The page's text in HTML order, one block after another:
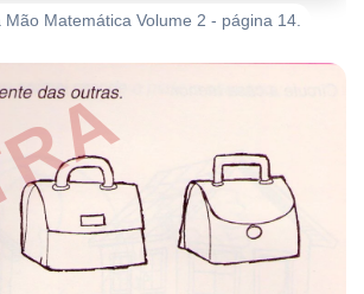
Mão Matemática Volume 2 - página 14.